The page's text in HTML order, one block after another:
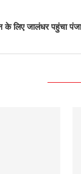
के लिए जालंधर पहुंचा